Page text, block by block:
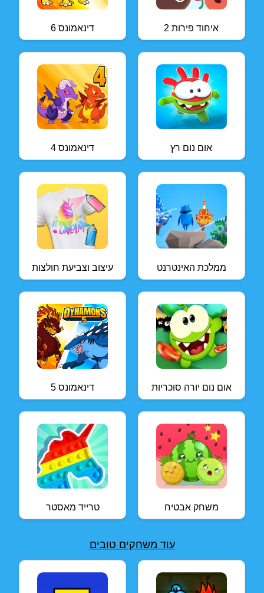
דינאמונס 6 איחוד פירות 2
דינאמונס 4 אום נום רץ
עיצוב וצביעת חולצות ממלכת האינטרנט
דינאמונס 5 אום נום יורה סוכריות
טרייד מאסטר משחק אבטיח
עוד משחקים טובים